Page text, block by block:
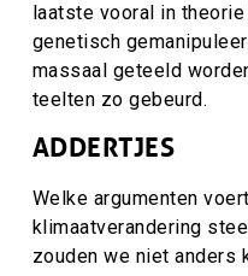
laatste vooral in
genetisch
massaal geteeld
teelten zo gebeurd.
ADDERTJES
Welke argumenten
klimaatverandering
zouden we niet anders